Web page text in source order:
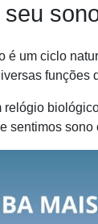
é um ciclo
funções
relógio
sentimos sono